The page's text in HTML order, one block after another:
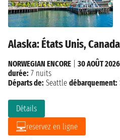
Alaska: États Unis, Canada
Détails
reservez en ligne
NORWEGIAN ENCORE
30 AOÛT 2026
durée: 7 nuits
Départs de: Seattle débarquement: